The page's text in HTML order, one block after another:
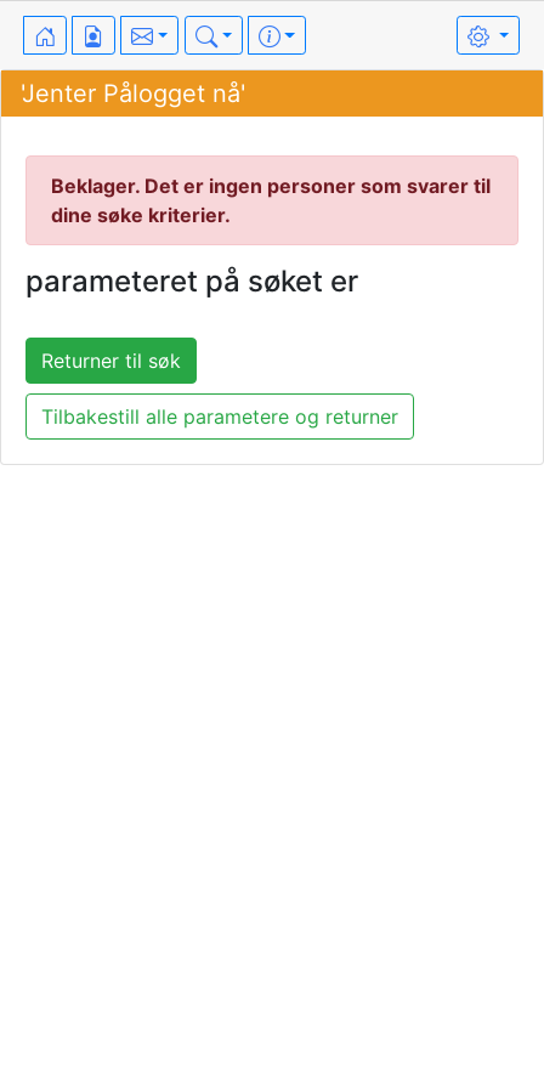
'Jenter Pålogget nå'
Beklager. Det er ingen personer som svarer til
dine søke kriterier.
parameteret på søket er
Returner til søk
Tilbakestill alle parametere og returner